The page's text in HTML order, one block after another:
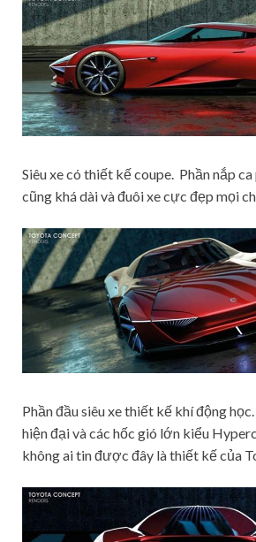
Siêu xe có thiết kế coupe. Phần nắp
cũng khá dài và đuôi xe cực đẹp mọi
Phần đầu siêu xe thiết kế khí động
hiện đại và các hốc gió lớn kiểu
không ai tin được đây là thiết kế của